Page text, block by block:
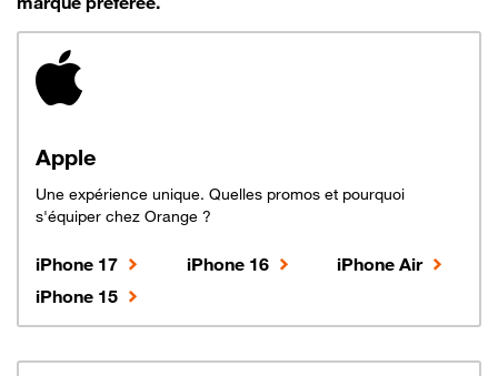
Apple
Une expérience unique. Quelles promos et pourquoi
s'équiper chez Orange ?
iPhone 17 iPhone 16
iPhone Air
iPhone 15